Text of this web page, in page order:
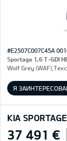
#E2507C007C45A
Sportage 1,6 T-GDI
Wolf Grey
Я
KIA
37 491 €